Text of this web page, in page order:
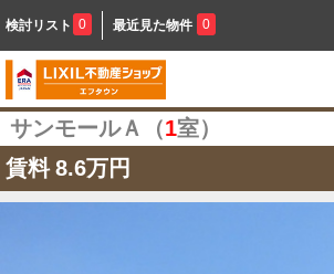
検討リスト 0 最近見た物件 0
サンモールＡ（1室）
賃料 8.6万円